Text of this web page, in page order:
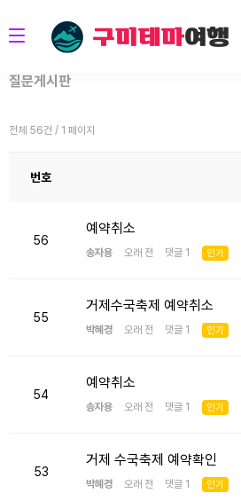
질문게시판
전체 56건 / 1 페이지
번호
56
예약취소
송자용 오래 전 댓글 1 인기
55
거제수국축제 예약취소
박혜경 오래 전 댓글 1 인기
54
예약취소
송자용 오래 전 댓글 1 인기
53
거제 수국축제 예약확인
박혜경 오래 전 댓글 1 인기